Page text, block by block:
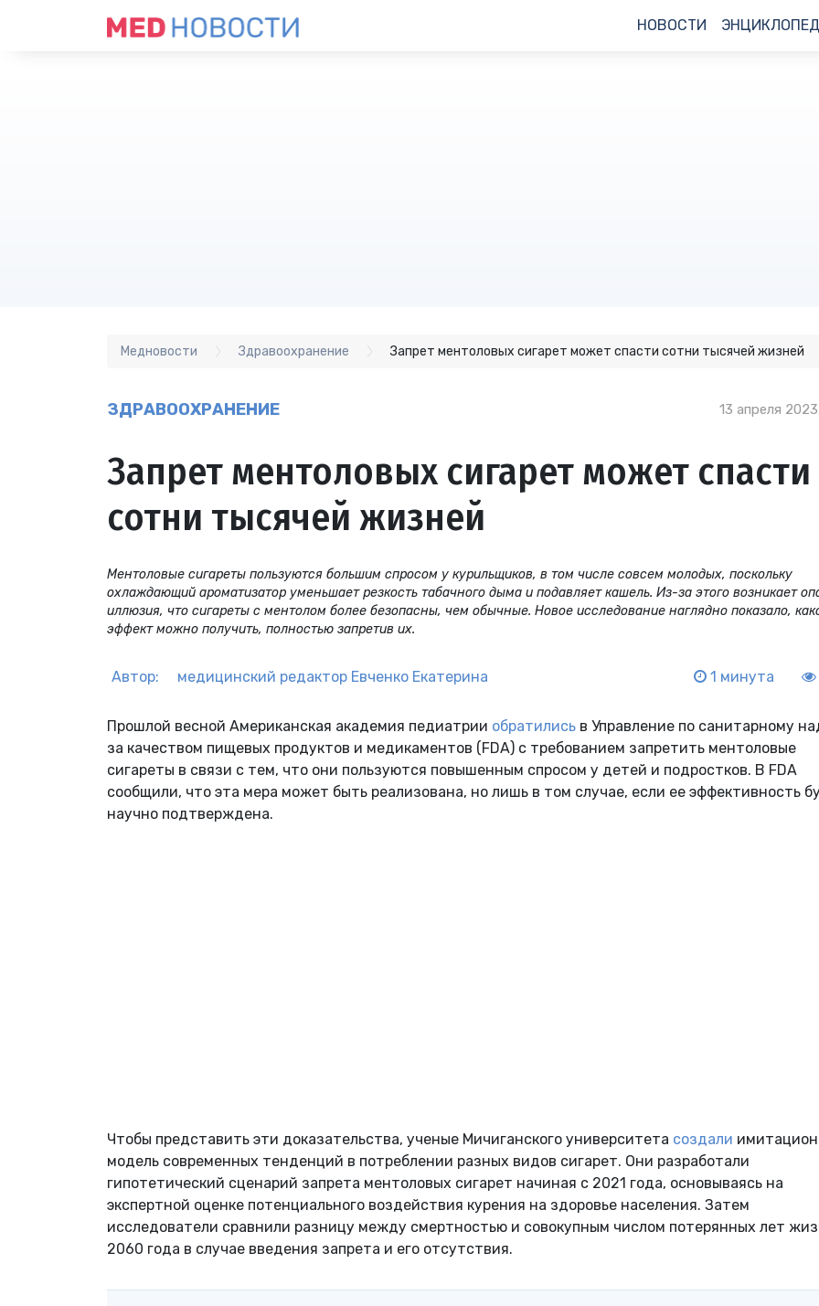
НОВОСТИ
Медновости Здравоохранение Запрет ментоловых сигарет может спасти сотни тысячей жизней
ЗДРАВООХРАНЕНИЕ 13 апреля
Запрет ментоловых сигарет может спасти
сотни тысячей жизней
Ментоловые сигареты пользуются большим спросом у курильщиков, в том числе совсем молодых, поскольку
охлаждающий ароматизатор уменьшает резкость табачного дыма и подавляет кашель. Из-за этого возникает
иллюзия, что сигареты с ментолом более безопасны, чем обычные. Новое исследование наглядно показало,
эффект можно получить, полностью запретив их.
Автор: медицинский редактор Евченко Екатерина 1 минута
Прошлой весной Американская академия педиатрии обратились в Управление по санитарному
за качеством пищевых продуктов и медикаментов (FDA) с требованием запретить ментоловые
сигареты в связи с тем, что они пользуются повышенным спросом у детей и подростков. В FDA
сообщили, что эта мера может быть реализована, но лишь в том случае, если ее эффективность
научно подтверждена.
Чтобы представить эти доказательства, ученые Мичиганского университета создали
модель современных тенденций в потреблении разных видов сигарет. Они разработали
гипотетический сценарий запрета ментоловых сигарет начиная с 2021 года, основываясь на
экспертной оценке потенциального воздействия курения на здоровье населения. Затем
исследователи сравнили разницу между смертностью и совокупным числом потерянных лет
2060 года в случае введения запрета и его отсутствия.